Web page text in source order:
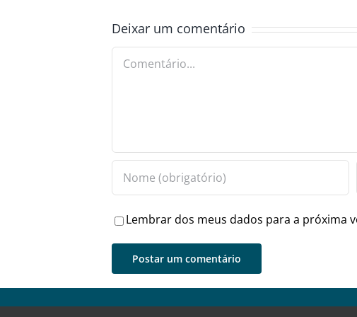
Deixar um comentário
Comentário
Lembrar dos meus dados para a próxima